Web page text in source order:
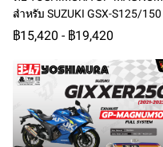
สำหรับ SUZUKI GSX-S125/150
฿15,420 - ฿19,420